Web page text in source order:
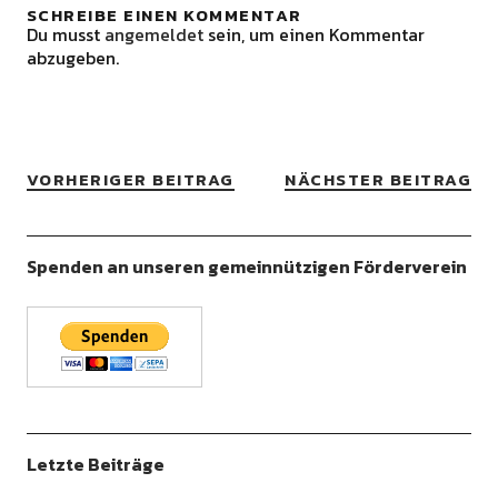
SCHREIBE EINEN KOMMENTAR
Du musst angemeldetsein, um einen Kommentar
abzugeben.
VORHERIGER BEITRAG NÄCHSTER BEITRAG
Spenden an unseren gemeinnützigen Förderverein
Letzte Beiträge